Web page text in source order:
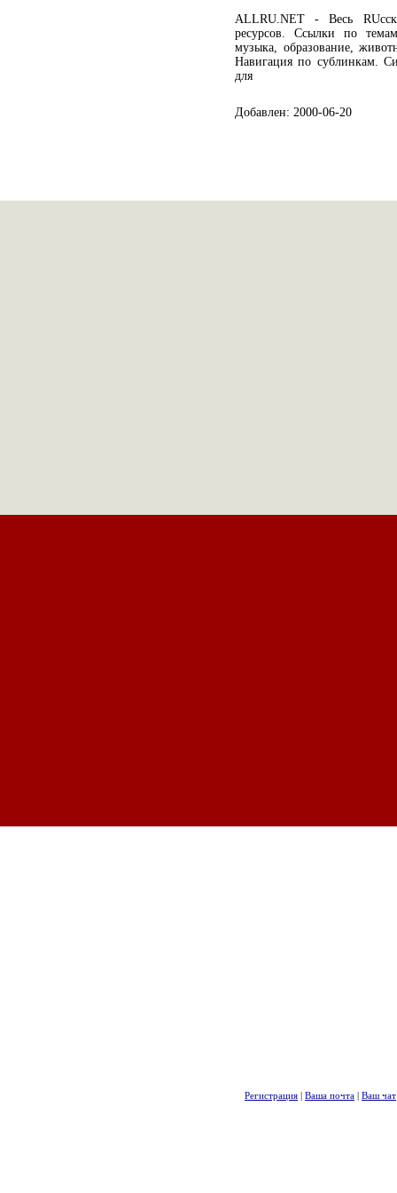
ALLRU.NET - Весь
ресурсов. Ссылки по
музыка, образование,
Навигация по сублинкам.
для
Добавлен: 2000-06-20
Регистрация | Ваша почта | Ваш чат